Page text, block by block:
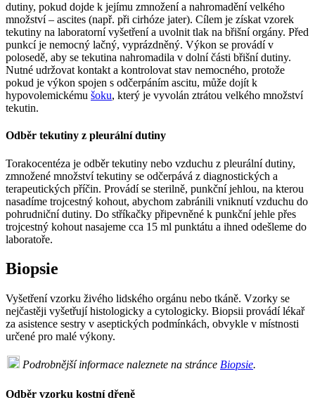
dutiny, pokud dojde k jejímu zmnožení a nahromadění velkého
množství – ascites (např. při cirhóze jater). Cílem je získat vzorek
tekutiny na laboratorní vyšetření a uvolnit tlak na břišní orgány. Před
punkcí je nemocný lačný, vyprázdněný. Výkon se provádí v
polosedě, aby se tekutina nahromadila v dolní části břišní dutiny.
Nutné udržovat kontakt a kontrolovat stav nemocného, protože
pokud je výkon spojen s odčerpáním ascitu, může dojít k
hypovolemickému šoku, který je vyvolán ztrátou velkého množství
tekutin.
Odběr tekutiny z pleurální dutiny
Torakocentéza je odběr tekutiny nebo vzduchu z pleurální dutiny,
zmnožené množství tekutiny se odčerpává z diagnostických a
terapeutických příčin. Provádí se sterilně, punkční jehlou, na kterou
nasadíme trojcestný kohout, abychom zabránili vniknutí vzduchu do
pohrudniční dutiny. Do stříkačky připevněné k punkční jehle přes
trojcestný kohout nasajeme cca 15 ml punktátu a ihned odešleme do
laboratoře.
Biopsie
Vyšetření vzorku živého lidského orgánu nebo tkáně. Vzorky se
nejčastěji vyšetřují histologicky a cytologicky. Biopsii provádí lékař
za asistence sestry v aseptických podmínkách, obvykle v místnosti
určené pro malé výkony.
Podrobnější informace naleznete na stránce Biopsie.
Odběr vzorku kostní dřeně